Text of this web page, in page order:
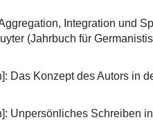
Integration und
(Jahrbuch für
Das Konzept des Autors in
Unpersönliches Schreiben